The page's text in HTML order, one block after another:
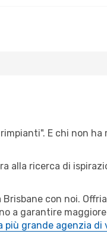
E chi non
alla ricerca di
con noi.
a garantire
più grande agenzia di